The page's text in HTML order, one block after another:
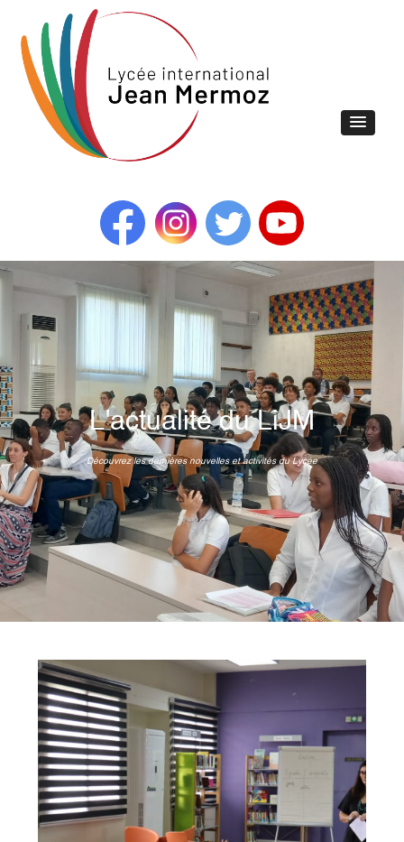
L'actualité du LiJM
Découvrez les dernières nouvelles et activités du Lycée